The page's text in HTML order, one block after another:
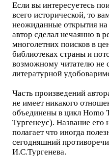
Если вы интересуетесь
всего исторической, то
неожиданные открытия
автор сделал нечаянно в
многолетних поисков в
библиотеках страны и
возможному читателю не
литературной
Часть произведений
не имеет никакого
объединены в цикл Homo
Тургенеус). Название его
полагает что иногда
сегодняшний
И.С.Тургенева.